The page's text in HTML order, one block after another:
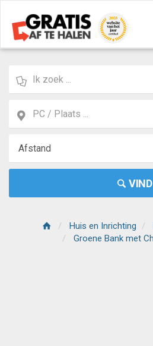
VIND
Huis en Inrichting
Groene Bank met